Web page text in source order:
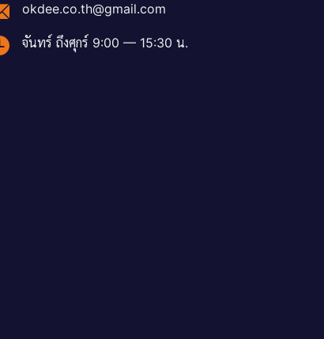
okdee.co.th@gmail.com
จันทร์ ถึงศุกร์ 9:00 — 15:30 น.